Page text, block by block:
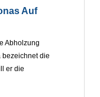
Auf
Abholzung
die
er die